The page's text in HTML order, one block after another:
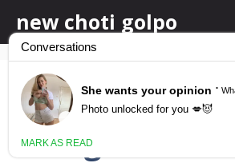
to
content
new choti golpo
blowjob choti
bangla